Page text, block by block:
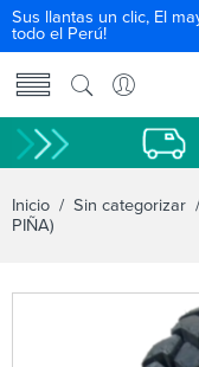
Sus llantas un clic, El
todo el Perú!
Inicio / Sin categorizar
PIÑA)